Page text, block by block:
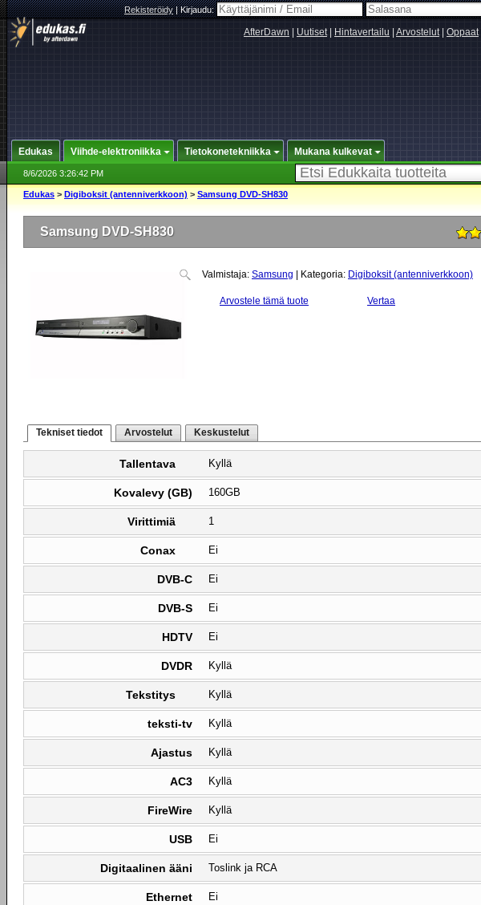
Rekisteröidy|Kirjaudu:
AfterDawn Uutiset| Hintavertailu Arvostelut| Oppaat|
Edukas Viihde-elektroniikka Tietokonetekniikka Mukana kulkevat
8/6/2026 3:26:42 PM
Edukas > Digiboksit (antenniverkkoon) > Samsung DVD-SH830
Samsung DVD-SH830
Valmistaja: Samsung | Kategoria: Digiboksit (antenniverkkoon)
Arvostele tämä tuote Vertaa
Tekniset tiedot Arvostelut Keskustelut
Tallentava Kyllä
Kovalevy (GB) 160GB
Virittimiä 1
Conax Ei
DVB-C Ei
DVB-S Ei
HDTV Ei
DVDR Kyllä
Tekstitys Kyllä
teksti-tv Kyllä
Ajastus Kyllä
AC3 Kyllä
FireWire Kyllä
USB Ei
Digitaalinen ääni Toslink ja RCA
Ethernet Ei